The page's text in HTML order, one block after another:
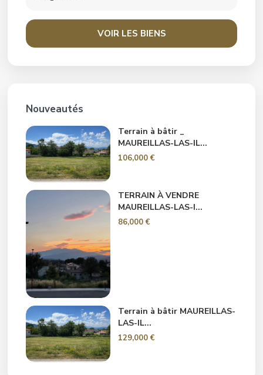
VOIR LES BIENS
Nouveautés
Terrain à bâtir _
MAUREILLAS-LAS-IL...
106,000 €
TERRAIN À VENDRE
MAUREILLAS-LAS-I...
86,000 €
Terrain à bâtir MAUREILLAS-
LAS-IL...
129,000 €